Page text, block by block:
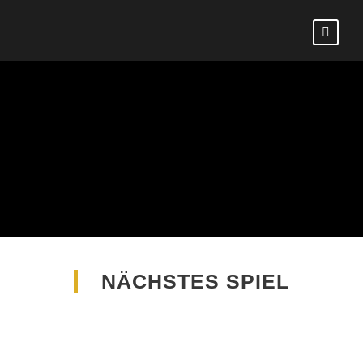
NÄCHSTES SPIEL